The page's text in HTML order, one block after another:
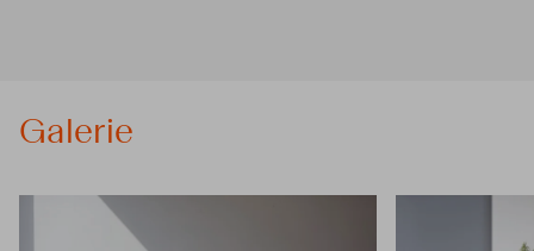
Galerie